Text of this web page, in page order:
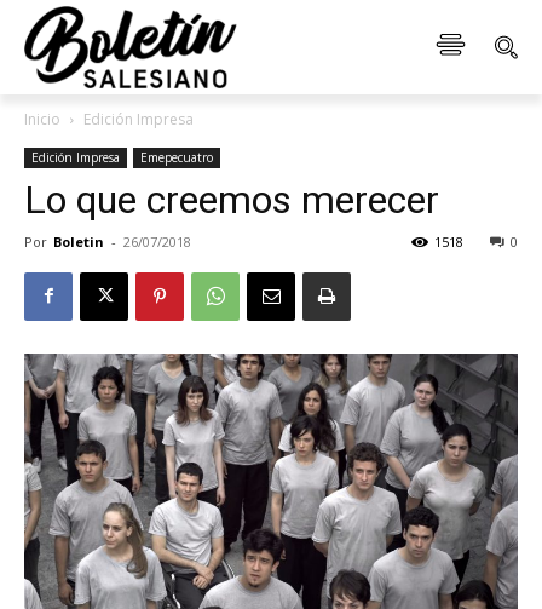
Inicio Edición Impresa
Edición Impresa Emepecuatro
Lo que creemos merecer
Por Boletin - 26/07/2018 0
1518